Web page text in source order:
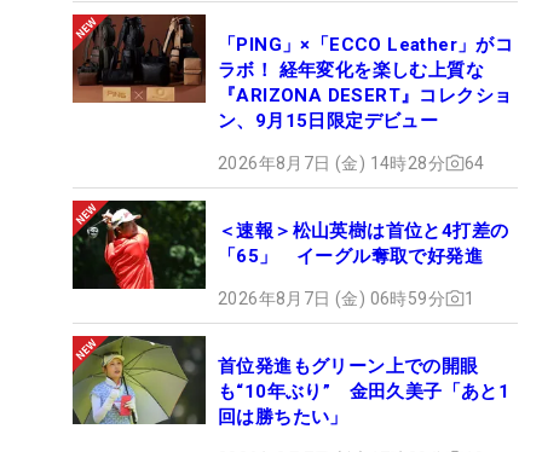
「PING」×「ECCO Leather」がコ
ラボ！ 経年変化を楽しむ上質な
『ARIZONA DESERT』コレクショ
ン、9月15日限定デビュー
2026年8月7日 (金) 14時28分 64
＜速報＞松山英樹は首位と4打差の
「65」 イーグル奪取で好発進
2026年8月7日 (金) 06時59分 1
首位発進もグリーン上での開眼
も“10年ぶり” 金田久美子「あと1
回は勝ちたい」